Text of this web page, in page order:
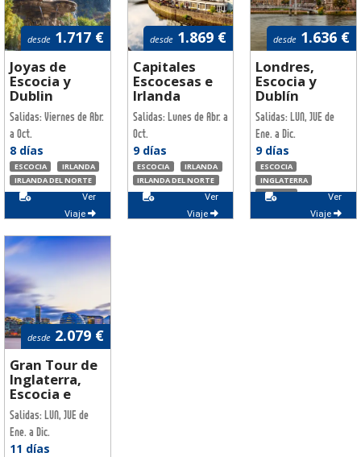
desde1.717 €
Joyas de
Escocia y
Dublin
Salidas: Viernes de Abr.
a Oct.
8 días
ESCOCIA
IRLANDA
IRLANDA DEL NORTE
Ver
Viaje
desde 1.869 €
Capitales
Escocesas e
Irlanda
Salidas: Lunes de Abr. a
Oct.
9 días
ESCOCIA
IRLANDA
IRLANDA DEL NORTE
Ver
Viaje
desde1.636 €
Londres,
Escocia y
Dublín
Salidas: LUN, JUE de
Ene. a Dic.
9 días
ESCOCIA
INGLATERRA
IRLANDA
Ver
Viaje
desde2.079 €
Gran Tour de
Inglaterra,
Escocia e
Irlanda
Salidas: LUN, JUE de
Ene. a Dic.
11 días